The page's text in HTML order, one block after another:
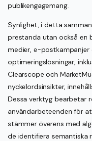
publikengagemang.
Synlighet, i detta
prestanda utan också en
medier, e-postkampanjer
optimeringslösningar,
Clearscope och
nyckelordsinsikter,
Dessa verktyg bearbetar
användarbeteenden för
stämmer överens med
de identifiera semantiska